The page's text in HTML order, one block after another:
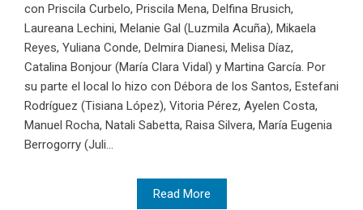
con Priscila Curbelo, Priscila Mena, Delfina Brusich,
Laureana Lechini, Melanie Gal (Luzmila Acuña), Mikaela
Reyes, Yuliana Conde, Delmira Dianesi, Melisa Díaz,
Catalina Bonjour (María Clara Vidal) y Martina García. Por
su parte el local lo hizo con Débora de los Santos, Estefani
Rodríguez (Tisiana López), Vitoria Pérez, Ayelen Costa,
Manuel Rocha, Natali Sabetta, Raisa Silvera, María Eugenia
Berrogorry (Juli...
Read More